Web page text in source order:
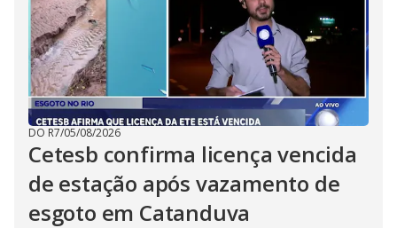
DO R7/05/08/2026
Cetesb confirma licença vencida
de estação após vazamento de
esgoto em Catanduva